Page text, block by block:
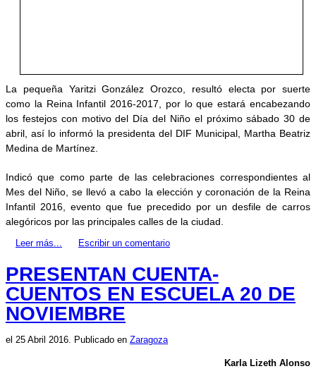
La pequeña Yaritzi González Orozco, resultó electa por suerte
como la Reina Infantil 2016-2017, por lo que estará encabezando
los festejos con motivo del Día del Niño el próximo sábado 30 de
abril, así lo informó la presidenta del DIF Municipal, Martha Beatriz
Medina de Martínez.
Indicó que como parte de las celebraciones correspondientes al
Mes del Niño, se llevó a cabo la elección y coronación de la Reina
Infantil 2016, evento que fue precedido por un desfile de carros
alegóricos por las principales calles de la ciudad.
Leer más... Escribir un comentario
PRESENTAN CUENTA-
CUENTOS EN ESCUELA 20 DE
NOVIEMBRE
el 25 Abril 2016. Publicado en Zaragoza
Karla Lizeth Alonso